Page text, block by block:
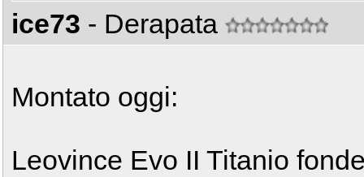
ice73 - Derapata
Montato oggi:
Leovince Evo II Titanio